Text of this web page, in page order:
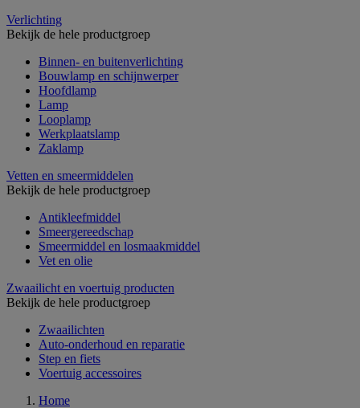
Verlichting
Bekijk de hele productgroep
Binnen- en buitenverlichting
Bouwlamp en schijnwerper
Hoofdlamp
Lamp
Looplamp
Werkplaatslamp
Zaklamp
Vetten en smeermiddelen
Bekijk de hele productgroep
Antikleefmiddel
Smeergereedschap
Smeermiddel en losmaakmiddel
Vet en olie
Zwaailicht en voertuig producten
Bekijk de hele productgroep
Zwaailichten
Auto-onderhoud en reparatie
Step en fiets
Voertuig accessoires
Home